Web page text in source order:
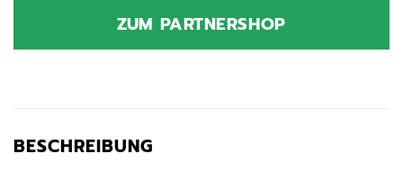
ZUM PARTNERSHOP
BESCHREIBUNG